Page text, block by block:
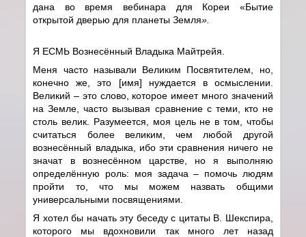
дана во время вебинара для Кореи «Бытие
открытой дверью для планеты Земля».
Я ЕСМЬ Вознесённый Владыка Майтрейя.
Меня часто называли Великим Посвятителем, но,
конечно же, это [имя] нуждается в осмыслении.
Великий – это слово, которое имеет много значений
на Земле, часто вызывая сравнение с теми, кто не
столь велик. Разумеется, моя цель не в том, чтобы
считаться более великим, чем любой другой
вознесённый владыка, ибо эти сравнения ничего не
значат в вознесённом царстве, но я выполняю
определённую роль: моя задача – помочь людям
пройти то, что мы можем назвать общими
универсальными посвящениями.
Я хотел бы начать эту беседу с цитаты В. Шекспира,
которого мы вдохновили так много лет назад